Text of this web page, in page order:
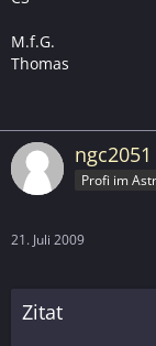
M.f.G.
Thomas
ngc2051
Profi im
21. Juli 2009
Zitat